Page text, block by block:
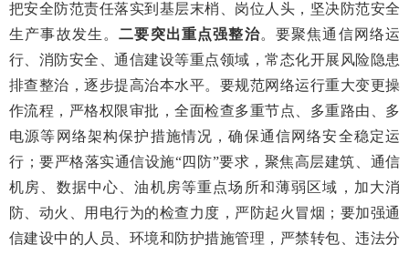
把安全防范责任落实到基层末梢、岗位人头 ，坚决防范安全
生产事故发生 。二要突出重点强整治。 要聚焦通信网络运
行 、消防安全、通信建设等重点领域，常态化开展 风险 隐患
排查整治，逐步提高治本水平。 要规范网络运行重大变更操
作流程，严格权限审批，全面检查多重节点、多重路由、多
电源等网络架构保护措施情况，确保通信网络安全稳定运
行 ； 要严格落实通信设施“四防”要求 ， 聚焦高层建筑、 通信
机房、数据中心、油机房等重点场所和薄弱区域， 加大消
防
动火、用电行为的检查力度 ，严防起火冒烟 ； 要加强通
信建设中的人员、环境和防护措施管理， 严禁转包、违法分